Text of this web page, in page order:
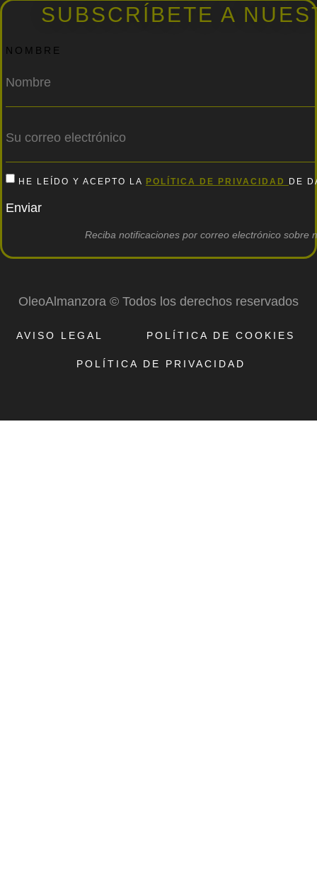
SUBSCRÍBETE A
NOMBRE
HE LEÍDO Y ACEPTO LA POLÍTICA DE PRIVACIDAD DE
Enviar
Reciba notificaciones por correo electrónico sobre
OleoAlmanzora © Todos los derechos reservados
AVISO LEGAL POLÍTICA DE COOKIES
POLÍTICA DE PRIVACIDAD